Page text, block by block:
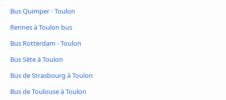
Bus Quimper - Toulon
Rennes à Toulon bus
Bus Rotterdam - Toulon
Bus Sète à Toulon
Bus de Strasbourg à Toulon
Bus de Toulouse à Toulon